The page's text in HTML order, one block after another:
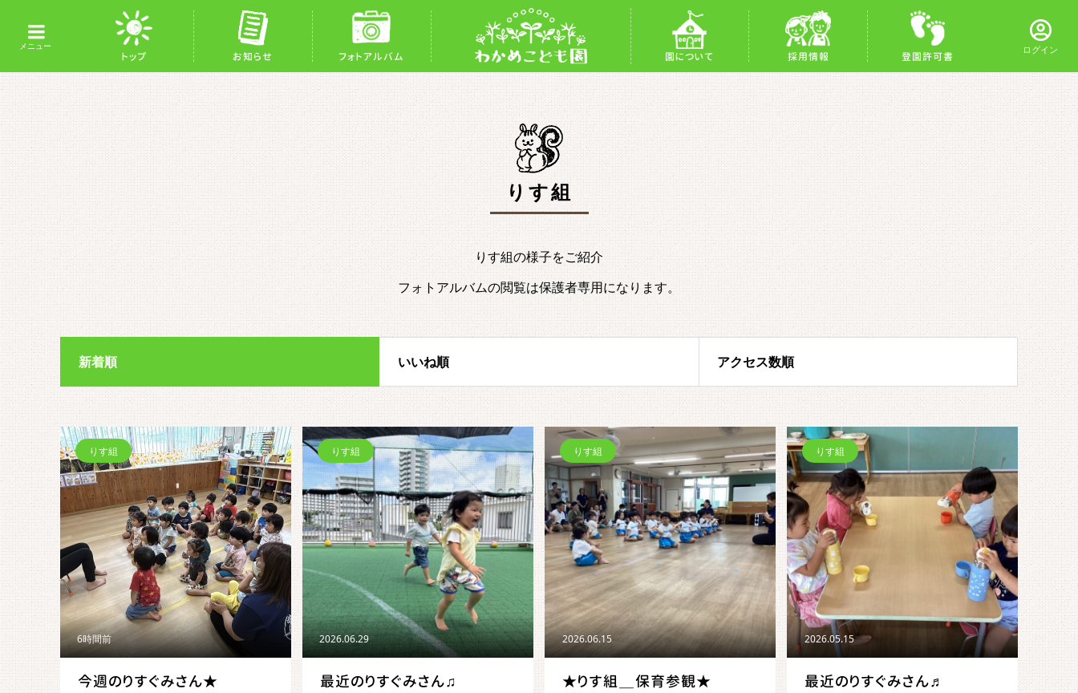
トップ お知らせ フォトアルバム 園について 採用情報 登園許可書
ログイン
りす組
りす組の様子をご紹介
フォトアルバムの閲覧は保護者専用になります。
新着順 いいね順 アクセス数順
6時間前
りす組
今週のりすぐみさん★
2026.06.29
りす組
最近のりすぐみさん♫
2026.06.15
りす組
★りす組＿保育参観★
2026.05.15
りす組
最近のりすぐみさん♬